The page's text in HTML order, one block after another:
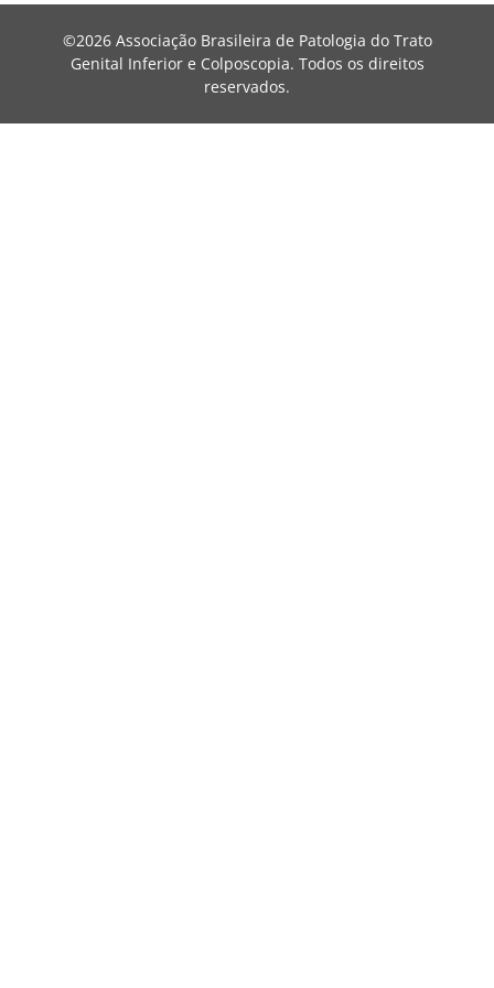
©2026 Associação Brasileira de Patologia do Trato
Genital Inferior e Colposcopia. Todos os direitos
reservados.